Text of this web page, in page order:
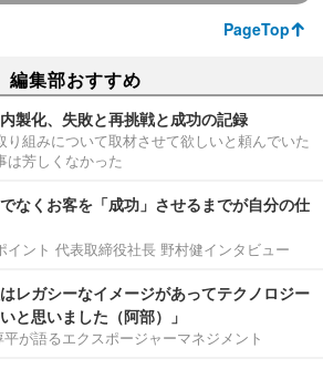
PageTop
編集部おすすめ
製化、失敗と再挑戦と成功の記録
り組みについて取材させて欲しいと頼んでいた
は芳しくなかった
でなくお客を「成功」させるまでが自分の仕
イント 代表取締役社長 野村健インタビュー
はレガシーなイメージがあってテクノロジー
と思いました（阿部）」
が語るエクスポージャーマネジメント